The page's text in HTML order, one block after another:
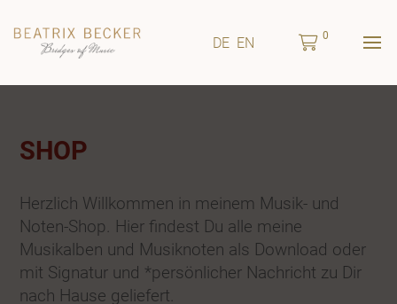
DE EN 0
SHOP
Herzlich Willkommen in meinem Musik- und
Noten-Shop. Hier findest Du alle meine
Musikalben und Musiknoten als Download oder
mit Signatur und *persönlicher Nachricht zu Dir
nach Hause geliefert.